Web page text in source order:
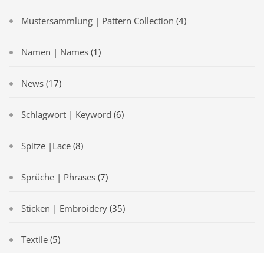
Mustersammlung | Pattern Collection (4)
Namen | Names (1)
News (17)
Schlagwort | Keyword (6)
Spitze |Lace (8)
Sprüche | Phrases (7)
Sticken | Embroidery (35)
Textile (5)